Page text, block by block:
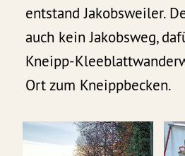
entstand Jakobsweiler.
auch kein Jakobsweg,
Kneipp-
Ort zum Kneippbecken.